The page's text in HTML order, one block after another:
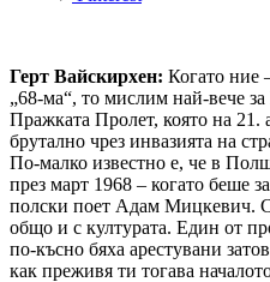
Герт Вайскирхен: Когато ние
„68-ма“, то мислим най-вече
Пражката Пролет, която на 21.
брутално чрез инвазията на
По-малко известно е, че в
през март 1968 – когато беше
полски поет Адам Мицкевич.
общо и с културата. Един от
по-късно бяха арестувани
как преживя ти тогава